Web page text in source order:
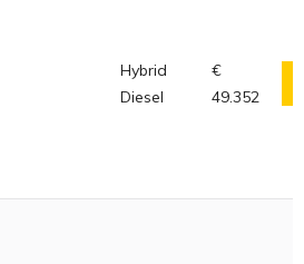
Hybrid
Diesel
€
49.352